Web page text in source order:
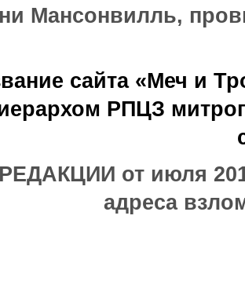
Мансонвилль,
сайта «Меч и
РПЦЗ
от июля
адреса